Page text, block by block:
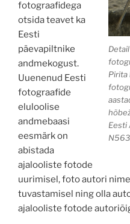
Pirita
Eesti
fotograafidega
otsida teavet ka
Eesti
päevapiltnike
andmekogust.
Uuenenud Eesti
fotograafide
eluloolise
andmebaasi
eesmärk on
abistada
ajalooliste fotode
uurimisel, foto autori
tuvastamisel ning olla
ajalooliste fotode